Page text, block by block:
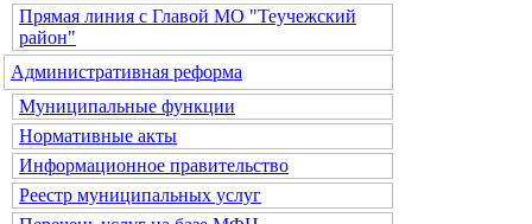
Прямая линия с Главой МО "Теучежский
район"
Административная реформа
Муниципальные функции
Нормативные акты
Информационное правительство
Реестр муниципальных услуг